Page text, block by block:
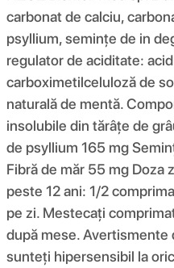
carbonat de calciu,
psyllium, semințe de in
regulator de aciditate:
carboximetilceluloză de
naturală de mentă.
insolubile din tărâțe de
de psyllium 165 mg
Fibră de măr 55 mg Doza
peste 12 ani: 1/2
pe zi. Mestecați
după mese. Avertismente
sunteți hipersensibil la